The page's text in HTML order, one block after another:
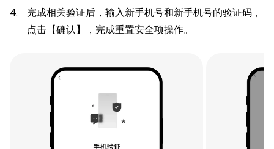
完成相关验证后，输入新手机号和新手机号的验证码，
点击【确认】，完成重置安全项操作。